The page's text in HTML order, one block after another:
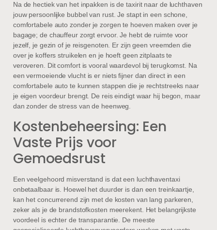
Na de hectiek van het inpakken is de taxirit naar de luchthaven
jouw persoonlijke bubbel van rust. Je stapt in een schone,
comfortabele auto zonder je zorgen te hoeven maken over je
bagage; de chauffeur zorgt ervoor. Je hebt de ruimte voor
jezelf, je gezin of je reisgenoten. Er zijn geen vreemden die
over je koffers struikelen en je hoeft geen zitplaats te
veroveren. Dit comfort is vooral waardevol bij terugkomst. Na
een vermoeiende vlucht is er niets fijner dan direct in een
comfortabele auto te kunnen stappen die je rechtstreeks naar
je eigen voordeur brengt. De reis eindigt waar hij begon, maar
dan zonder de stress van de heenweg.
Kostenbeheersing: Een
Vaste Prijs voor
Gemoedsrust
Een veelgehoord misverstand is dat een luchthaventaxi
onbetaalbaar is. Hoewel het duurder is dan een treinkaartje,
kan het concurrerend zijn met de kosten van lang parkeren,
zeker als je de brandstofkosten meerekent. Het belangrijkste
voordeel is echter de transparantie. De meeste